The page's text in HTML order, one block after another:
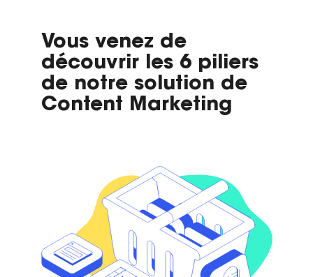
Vous venez de
découvrir les 6 piliers
de notre solution de
Content Marketing